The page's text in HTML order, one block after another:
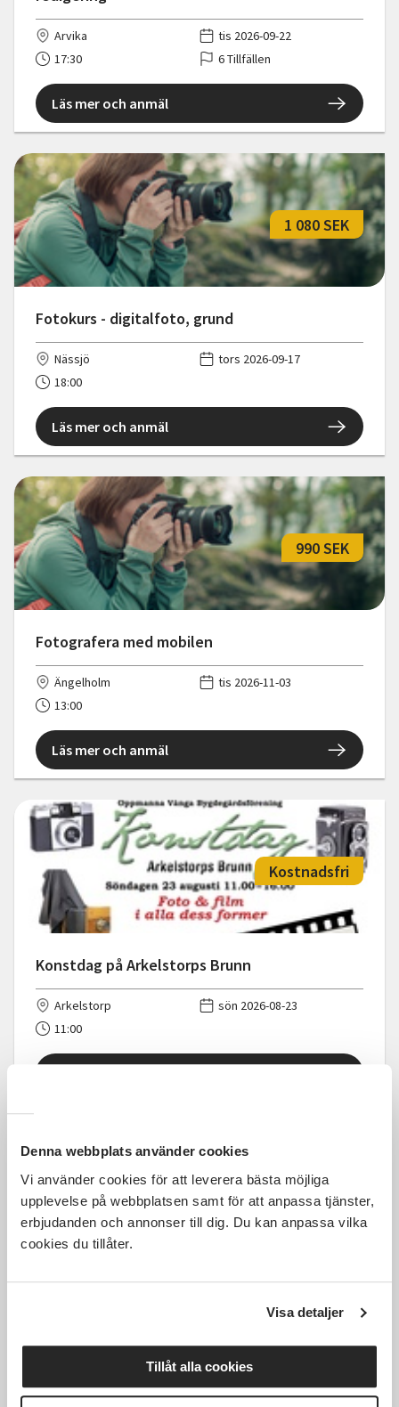
Denna webbplats använder cookies
Vi använder cookies för att leverera bästa möjliga
upplevelse på webbplatsen samt för att anpassa tjänster,
erbjudanden och annonser till dig. Du kan anpassa vilka
cookies du tillåter.
Visa detaljer
Tillåt alla cookies
Arvika
tis 2026-09-22
17:30
6 Tillfällen
Läs mer och anmäl
Fotokurs - digitalfoto, grund
1 080 SEK
Nässjö
tors 2026-09-17
18:00
Läs mer och anmäl
Fotografera med mobilen
990 SEK
Ängelholm
tis 2026-11-03
13:00
Läs mer och anmäl
Konstdag på Arkelstorps Brunn
Kostnadsfri
Arkelstorp
sön 2026-08-23
11:00
Fotokurs – Vardagsfoto med
1 195 SEK
Jönköping
ons 2026-09-02